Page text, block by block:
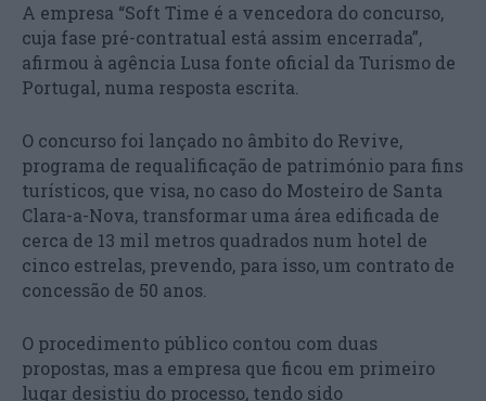
A empresa “Soft Time é a vencedora do concurso,
cuja fase pré-contratual está assim encerrada”,
afirmou à agência Lusa fonte oficial da Turismo de
Portugal, numa resposta escrita.
O concurso foi lançado no âmbito do Revive,
programa de requalificação de património para fins
turísticos, que visa, no caso do Mosteiro de Santa
Clara-a-Nova, transformar uma área edificada de
cerca de 13 mil metros quadrados num hotel de
cinco estrelas, prevendo, para isso, um contrato de
concessão de 50 anos.
O procedimento público contou com duas
propostas, mas a empresa que ficou em primeiro
lugar desistiu do processo, tendo sido